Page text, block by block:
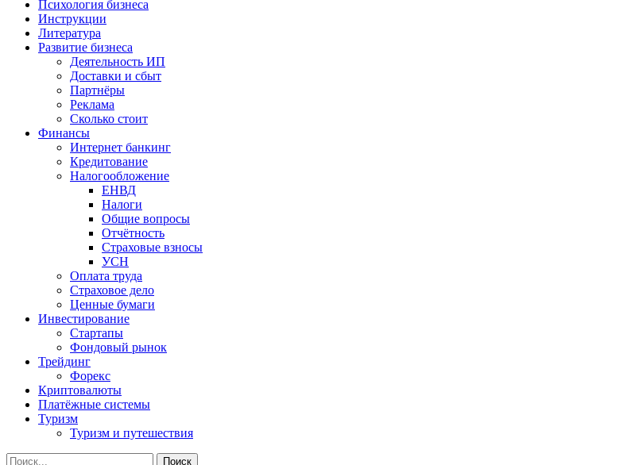
Психология бизнеса
Инструкции
Литература
Развитие бизнеса
Деятельность ИП
Доставки и сбыт
Партнёры
Реклама
Сколько стоит
Финансы
Интернет банкинг
Кредитование
Налогообложение
ЕНВД
Налоги
Общие вопросы
Отчётность
Страховые взносы
УСН
Оплата труда
Страховое дело
Ценные бумаги
Инвестирование
Стартапы
Фондовый рынок
Трейдинг
Форекс
Криптовалюты
Платёжные системы
Туризм
Туризм и путешествия